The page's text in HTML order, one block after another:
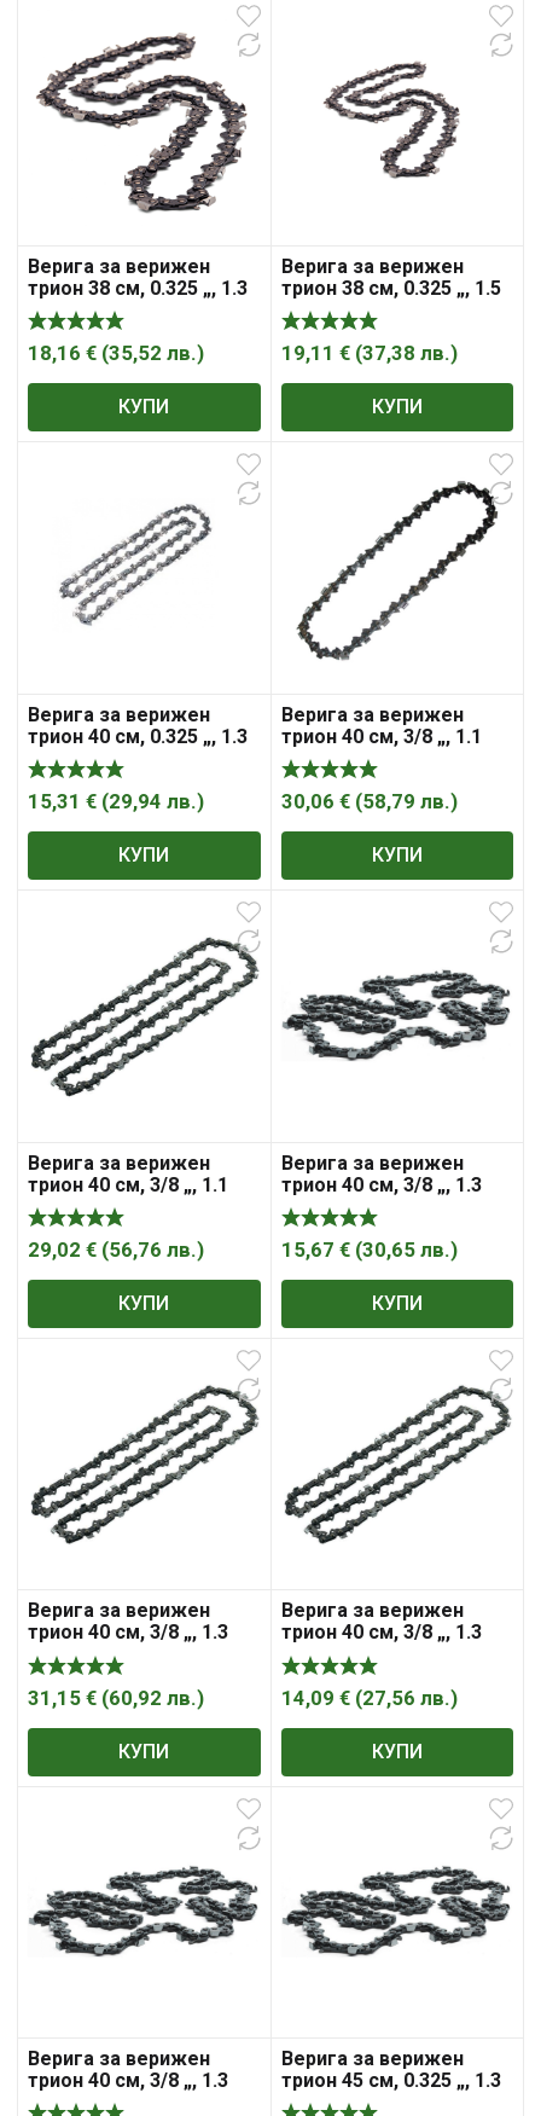
Верига за верижен
трион 38 см, 0.325 „, 1.3
мм, 64, X-Cut SP33G ,
Husqvarna
18,16 € (35,52 лв.)
КУПИ
Верига за верижен
трион 38 см, 0.325 „, 1.5
мм, 64, H25 , Husqvarna
19,11 € (37,38 лв.)
КУПИ
Верига за верижен
трион 40 см, 0.325 „, 1.3
мм, 66 , HiKOKI – Hitachi
15,31 € (29,94 лв.)
КУПИ
Верига за верижен
трион 40 см, 3/8 „, 1.1
мм, 56 „Makita“
30,06 € (58,79 лв.)
КУПИ
Верига за верижен
трион 40 см, 3/8 „, 1.1
мм, 57 , Bosch
29,02 € (56,76 лв.)
КУПИ
Верига за верижен
трион 40 см, 3/8 „, 1.3
мм, 56, CHO027 ,
McCulloch
15,67 € (30,65 лв.)
КУПИ
Верига за верижен
трион 40 см, 3/8 „, 1.3
мм, 57 , Bosch
31,15 € (60,92 лв.)
КУПИ
Верига за верижен
трион 40 см, 3/8 „, 1.3
мм, 57 , HiKOKI – Hitachi
14,09 € (27,56 лв.)
КУПИ
Верига за верижен
трион 40 см, 3/8 „, 1.3
мм, 57, CHO028 ,
Верига за верижен
трион 45 см, 0.325 „, 1.3
мм, 72, CHO050 ,